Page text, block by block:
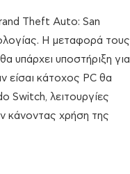
Theft Auto: San
Η μεταφορά τους
υπάρχει υποστήριξη για
είσαι κάτοχος PC θα
Switch, λειτουργίες
κάνοντας χρήση της